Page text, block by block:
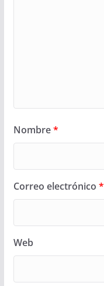
Nombre*
Correo electrónico *
Web